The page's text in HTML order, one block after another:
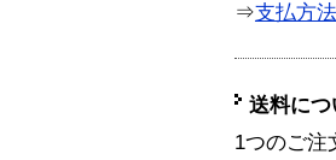
⇒支払方
送料につ
1つのご注